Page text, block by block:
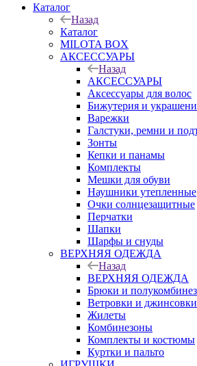
Каталог
Назад
Каталог
MILOTA BOX
АКСЕССУАРЫ
Назад
АКСЕССУАРЫ
Аксессуары для волос
Бижутерия и
Варежки
Галстуки, ремни и
Зонты
Кепки и панамы
Комплекты
Мешки для обуви
Наушники утепленные
Очки солнцезащитные
Перчатки
Шапки
Шарфы и снуды
ВЕРХНЯЯ ОДЕЖДА
Назад
ВЕРХНЯЯ ОДЕЖДА
Брюки и
Ветровки и джинсовки
Жилеты
Комбинезоны
Комплекты и костюмы
Куртки и пальто